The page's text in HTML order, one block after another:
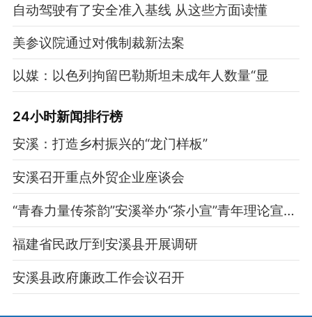
自动驾驶有了安全准入基线 从这些方面读懂
美参议院通过对俄制裁新法案
以媒：以色列拘留巴勒斯坦未成年人数量“显
24小时新闻排行榜
安溪：打造乡村振兴的“龙门样板”
安溪召开重点外贸企业座谈会
“青春力量传茶韵”安溪举办“茶小宣”青年理论宣讲先锋队员选拔赛初赛
福建省民政厅到安溪县开展调研
安溪县政府廉政工作会议召开